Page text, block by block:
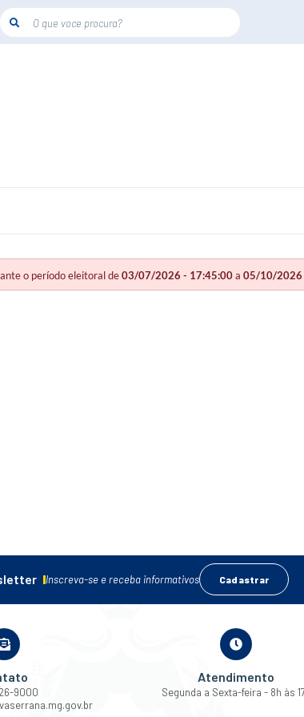
O que voce procura?
o período eleitoral de03/07/2026 - 17:45:00a 05/10/2026
Inscreva-se e receba informativos Cadastrar
9000
Atendimento
Segunda a Sexta-feira - 8h às